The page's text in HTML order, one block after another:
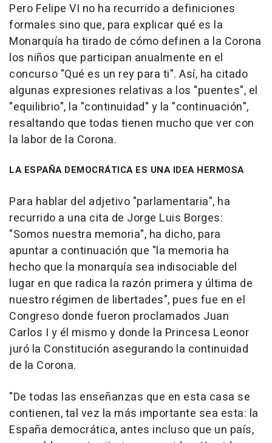
Pero Felipe VI no ha recurrido a definiciones
formales sino que, para explicar qué es la
Monarquía ha tirado de cómo definen a la Corona
los niños que participan anualmente en el
concurso "Qué es un rey para ti". Así, ha citado
algunas expresiones relativas a los "puentes", el
"equilibrio", la "continuidad" y la "continuación",
resaltando que todas tienen mucho que ver con
la labor de la Corona.
LA ESPAÑA DEMOCRÁTICA ES UNA IDEA HERMOSA
Para hablar del adjetivo "parlamentaria", ha
recurrido a una cita de Jorge Luis Borges:
"Somos nuestra memoria", ha dicho, para
apuntar a continuación que "la memoria ha
hecho que la monarquía sea indisociable del
lugar en que radica la razón primera y última de
nuestro régimen de libertades", pues fue en el
Congreso donde fueron proclamados Juan
Carlos I y él mismo y donde la Princesa Leonor
juró la Constitución asegurando la continuidad
de la Corona.
"De todas las enseñanzas que en esta casa se
contienen, tal vez la más importante sea esta: la
España democrática, antes incluso que un país,